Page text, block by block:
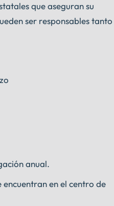
que aseguran su
ser responsables tanto
anual.
encuentran en el centro de